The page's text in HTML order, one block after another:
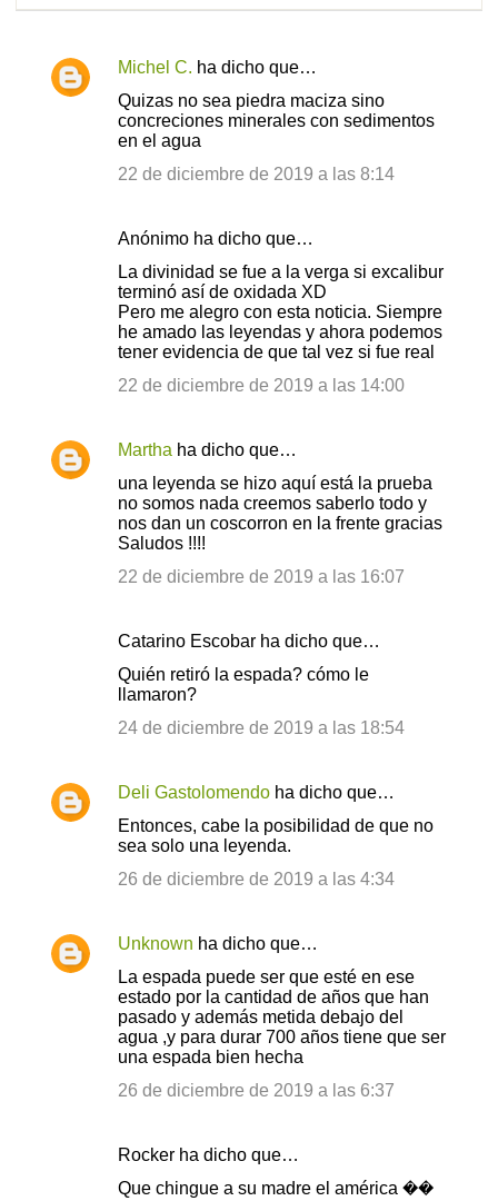
C
Michel C. ha dicho que…
Quizas no sea piedra maciza sino
concreciones minerales con sedimentos
en el agua
22 de diciembre de 2019 a las 8:14
Anónimo ha dicho que…
La divinidad se fue a la verga si excalibur
terminó así de oxidada XD
Pero me alegro con esta noticia. Siempre
he amado las leyendas y ahora podemos
tener evidencia de que tal vez si fue real
22 de diciembre de 2019 a las 14:00
Martha ha dicho que…
una leyenda se hizo aquí está la prueba
no somos nada creemos saberlo todo y
nos dan un coscorron en la frente gracias
Saludos !!!!
22 de diciembre de 2019 a las 16:07
Catarino Escobar ha dicho que…
Quién retiró la espada? cómo le
llamaron?
24 de diciembre de 2019 a las 18:54
Deli Gastolomendo ha dicho que…
Entonces, cabe la posibilidad de que no
sea solo una leyenda.
26 de diciembre de 2019 a las 4:34
Unknown ha dicho que…
La espada puede ser que esté en ese
estado por la cantidad de años que han
pasado y además metida debajo del
agua ,y para durar 700 años tiene que ser
una espada bien hecha
26 de diciembre de 2019 a las 6:37
Rocker ha dicho que…
Que chingue a su madre el américa ��